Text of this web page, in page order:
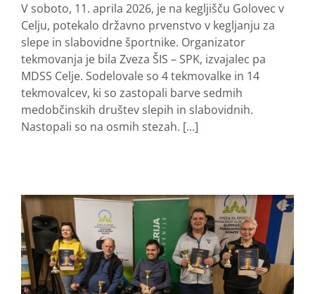
V soboto, 11. aprila 2026, je na kegljišču Golovec v
Celju, potekalo državno prvenstvo v kegljanju za
slepe in slabovidne športnike. Organizator
tekmovanja je bila Zveza ŠIS – SPK, izvajalec pa
MDSS Celje. Sodelovale so 4 tekmovalke in 14
tekmovalcev, ki so zastopali barve sedmih
medobčinskih društev slepih in slabovidnih.
Nastopali so na osmih stezah. [...]